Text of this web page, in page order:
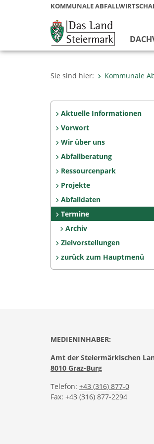
KOMMUNALE
Sie sind hier: Kommunale
Aktuelle Informationen
Vorwort
Wir über uns
Abfallberatung
Ressourcenpark
Projekte
Abfalldaten
Termine
Archiv
Zielvorstellungen
zurück zum Hauptmenü
MEDIENINHABER:
Amt der Steiermärkischen
8010 Graz-Burg
Telefon: +43 (316) 877-0
Fax: +43 (316) 877-2294